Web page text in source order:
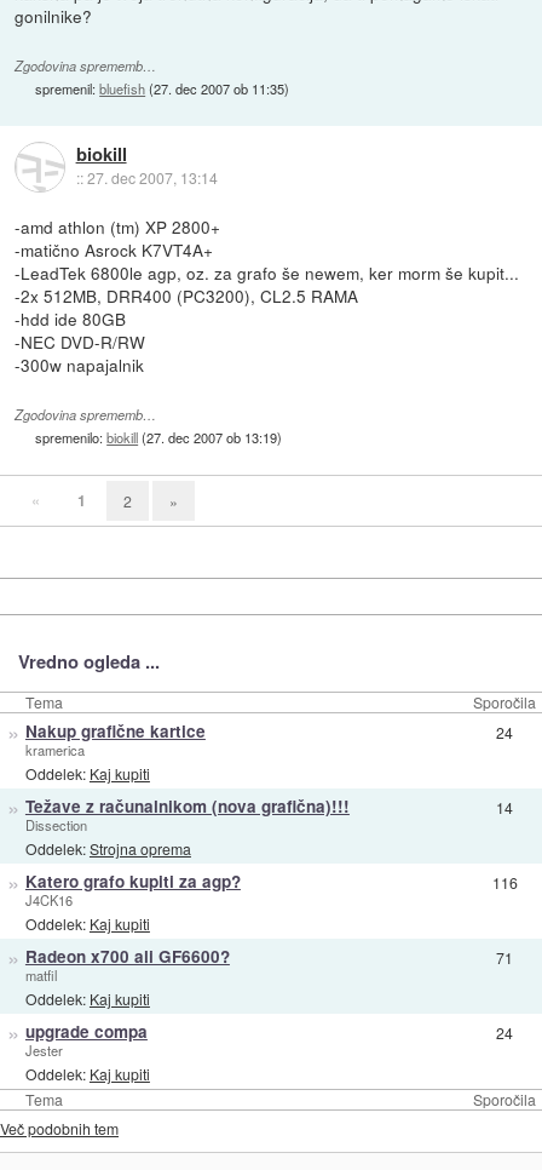
gonilnike?
Zgodovina sprememb…
spremenil:bluefish(27. dec 2007 ob 11:35)
biokill
::27. dec 2007, 13:14
-amd athlon (tm) XP 2800+
-matično Asrock K7VT4A+
-LeadTek 6800le agp, oz. za grafo še newem, ker morm še kupit...
-2x 512MB, DRR400 (PC3200), CL2.5 RAMA
-hdd ide 80GB
-NEC DVD-R/RW
-300w napajalnik
Zgodovina sprememb…
spremenilo:biokill(27. dec 2007 ob 13:19)
« 1 2 »
Vredno ogleda ...
Tema Sporočila
Tema Sporočila
» Nakup grafične kartice
kramerica
Oddelek: Kaj kupiti
24
» Težave z računalnikom (nova grafična)!!!
Dissection
Oddelek:Strojna oprema
14
» Katero grafo kupiti za agp?
J4CK16
Oddelek: Kaj kupiti
116
» Radeon x700 ali GF6600?
matfil
Oddelek: Kaj kupiti
71
» upgrade compa
Jester
Oddelek: Kaj kupiti
24
Več podobnih tem